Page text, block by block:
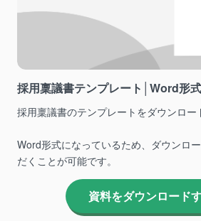
採用稟議書テンプレート│Word形式
採用稟議書のテンプレートをダウンロー
Word形式になっているため、ダウンロ
だくことが可能です。
資料をダウンロード